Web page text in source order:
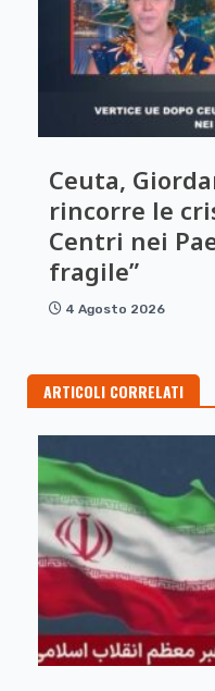
Ceuta,
rincorre le
Centri nei
fragile”
4 Agosto 2026
ARTICOLI CORRELATI